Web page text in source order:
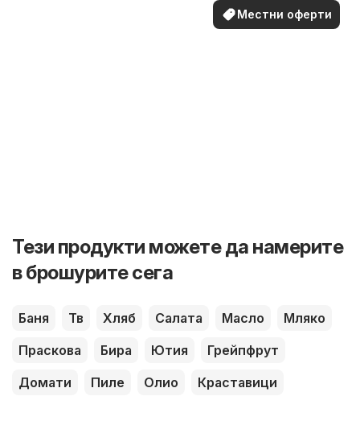
Местни оферти
Тези продукти можете да намерите
в брошурите сега
Баня Тв Хляб Салата Масло
Мляко
Праскова
Бира Ютия
Грейпфрут
Домати
Пиле Олио Краставици